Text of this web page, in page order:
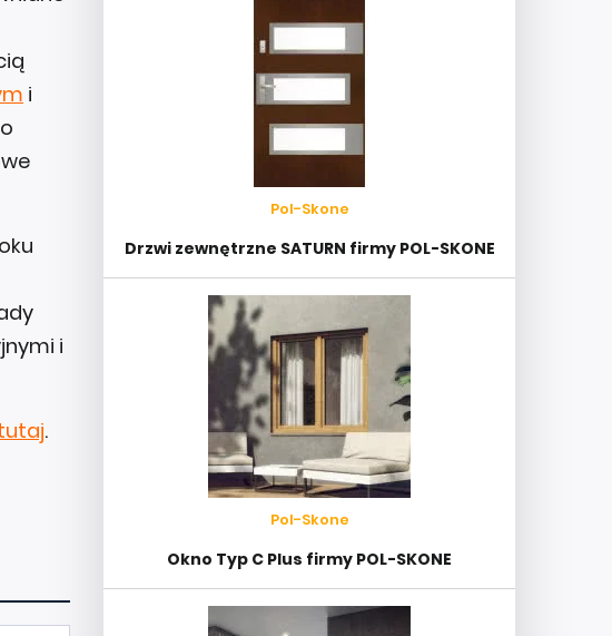
i
i
.
Pol-Skone
Drzwi zewnętrzne SATURN firmy POL-SKONE
Pol-Skone
Okno Typ C Plus firmy POL-SKONE